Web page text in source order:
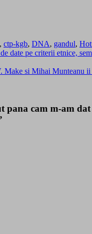
, ctp-kgb, DNA, gandul,
date pe criterii etnice,
si Mihai Munteanu ii
pana cam m-am